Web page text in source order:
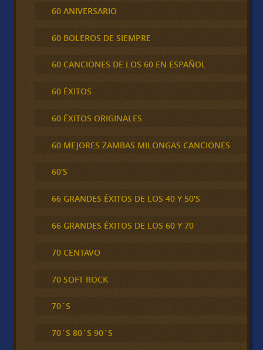
60 ANIVERSARIO
60 BOLEROS DE SIEMPRE
60 CANCIONES DE LOS 60 EN ESPAÑOL
60 ÉXITOS
60 ÉXITOS ORIGINALES
60 MEJORES ZAMBAS MILONGAS CANCIONES
60'S
66 GRANDES ÉXITOS DE LOS 40 Y 50'S
66 GRANDES ÉXITOS DE LOS 60 Y 70
70 CENTAVO
70 SOFT ROCK
70´S
70´S 80´S 90´S